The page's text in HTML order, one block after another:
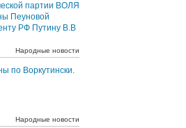
партии ВОЛЯ
Пеуновой
РФ Путину В.В
Народные новости
по Воркутински.
Народные новости